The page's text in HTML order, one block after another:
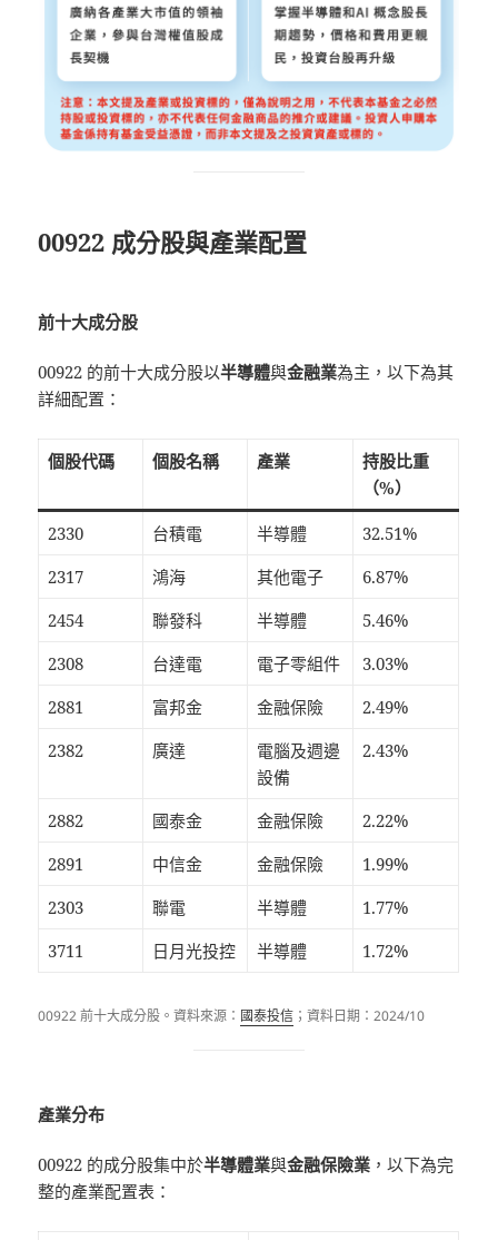
00922 成分股與產業配置
前十大成分股
00922 的前十大成分股以半導體與金融業為主，以下為其
詳細配置：
個股代碼 個股名稱 產業
持股比重
（%）
2330 台積電 半導體
32.51%
2317
鴻海 其他電子
6.87%
2454
聯發科 半導體
5.46%
2308
台達電 電子零組件
3.03%
2881
富邦金 金融保險
2.49%
2382
廣達
電腦及週邊
設備
2.43%
2882 國泰金 金融保險
2.22%
2891
中信金 金融保險
1.99%
2303
聯電 半導體
1.77%
3711
日月光投控 半導體 1.72%
00922 前十大成分股。資料來源： 國泰投信 ；資料日期：2024/10
產業分布
00922 的成分股集中於半導體業與金融保險業 ，以下為完
整的產業配置表：